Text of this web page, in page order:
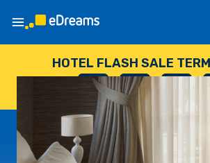
HOTEL FLASH SALE
--
GIORNI
: --
ORE
: